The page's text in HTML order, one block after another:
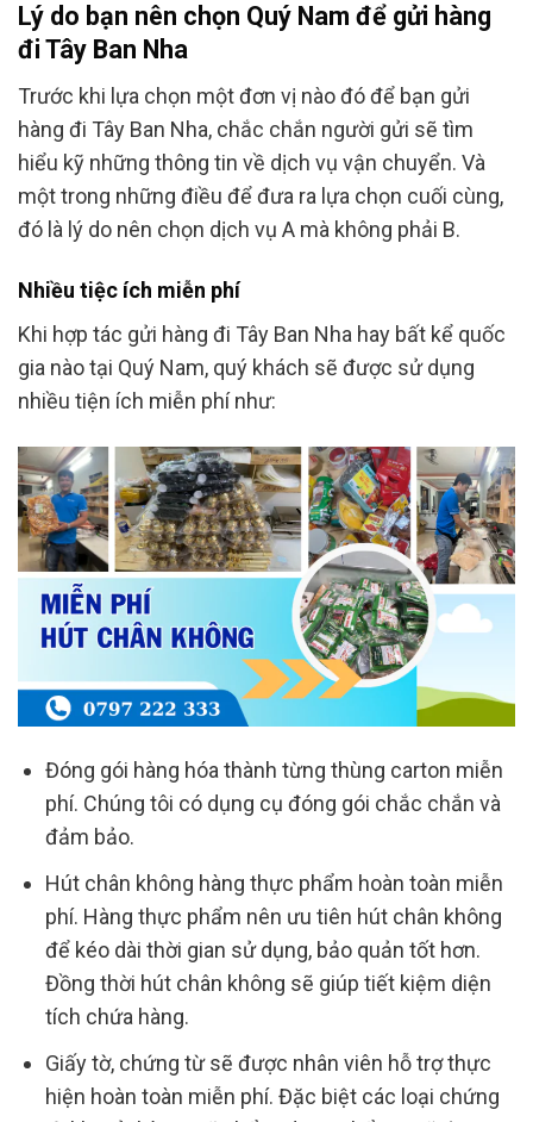
Lý do bạn nên chọn Quý Nam để gửi hàng
đi Tây Ban Nha
Trước khi lựa chọn một đơn vị nào đó để bạn gửi
hàng đi Tây Ban Nha, chắc chắn người gửi sẽ tìm
hiểu kỹ những thông tin về dịch vụ vận chuyển. Và
một trong những điều để đưa ra lựa chọn cuối cùng,
đó là lý do nên chọn dịch vụ A mà không phải B.
Nhiều tiệc ích miễn phí
Khi hợp tác gửi hàng đi Tây Ban Nha hay bất kể quốc
gia nào tại Quý Nam, quý khách sẽ được sử dụng
nhiều tiện ích miễn phí như:
Đóng gói hàng hóa thành từng thùng carton miễn
phí. Chúng tôi có dụng cụ đóng gói chắc chắn và
đảm bảo.
Hút chân không hàng thực phẩm hoàn toàn miễn
phí. Hàng thực phẩm nên ưu tiên hút chân không
để kéo dài thời gian sử dụng, bảo quản tốt hơn.
Đồng thời hút chân không sẽ giúp tiết kiệm diện
tích chứa hàng.
Giấy tờ, chứng từ sẽ được nhân viên hỗ trợ thực
hiện hoàn toàn miễn phí. Đặc biệt các loại chứng